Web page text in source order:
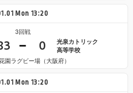
Mon 13:20
3回戦
0
光泉カトリック
高等学校
園ラグビー場（大阪府）
Mon 13:20